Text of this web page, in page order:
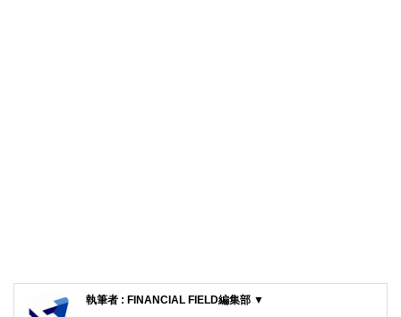
執筆者 : FINANCIAL FIELD編集部 ▼